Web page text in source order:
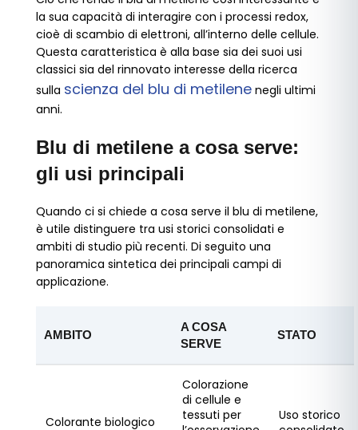
la sua capacità di interagire con i processi redox,
cioè di scambio di elettroni, all’interno delle cellule.
Questa caratteristica è alla base sia dei suoi usi
classici sia del rinnovato interesse della ricerca
sulla scienza del blu di metilene negli ultimi
anni.
Blu di metilene a cosa serve:
gli usi principali
Quando ci si chiede a cosa serve il blu di metilene,
è utile distinguere tra usi storici consolidati e
ambiti di studio più recenti. Di seguito una
panoramica sintetica dei principali campi di
applicazione.
AMBITO
A COSA
SERVE
STATO
Colorante biologico
Colorazione
di cellule e
tessuti per
Uso storico